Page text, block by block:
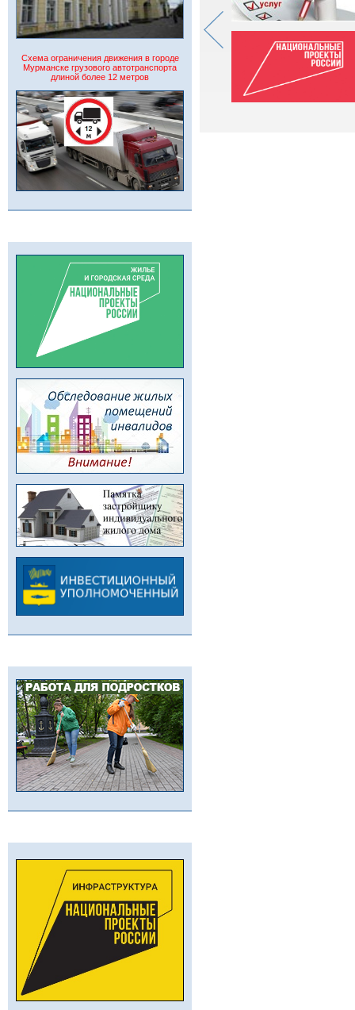
Схема ограничения движения в городе
Мурманске грузового автотранспорта
длиной более 12 метров